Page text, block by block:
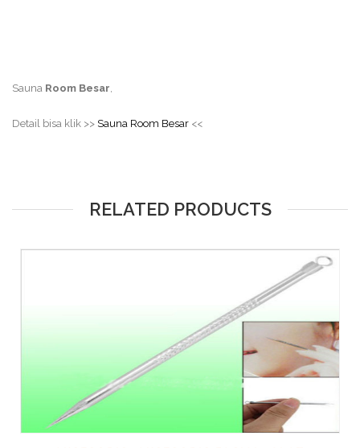
Sauna Room Besar,
Detail bisa klik >> Sauna Room Besar <<
RELATED PRODUCTS